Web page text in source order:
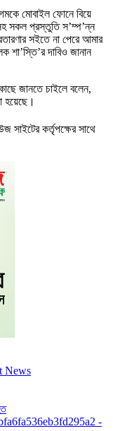
মোবাইল ফোনে বিয়ে
সকল প্রস্তুতি স’ম্প’ন্ন
সইতে না পেরে আমার
শা’স্তি’র দাবিও জানান
জানতে চাইলে বলেন,
হয়েছে।
সাইটের কর্তৃপক্ষের সাথে